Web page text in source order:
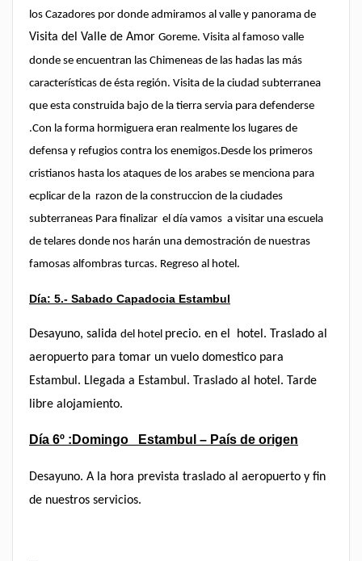
los Cazadores por donde admiramos al valle y panorama de
Visita del Valle de Amor Goreme. Visita al famoso valle
donde se encuentran las Chimeneas de las hadas las más
características de ésta región. Visita de la ciudad subterranea
que esta construida bajo de la tierra servia para defenderse
.Con la forma hormiguera eran realmente los lugares de
defensa y refugios contra los enemigos.Desde los primeros
cristianos hasta los ataques de los arabes se menciona para
ecplicar de la razon de la construccion de la ciudades
subterraneas Para finalizar el día vamos a visitar una escuela
de telares donde nos harán una demostración de nuestras
famosas alfombras turcas. Regreso al hotel.
Día: 5.- Sabado Capadocia Estambul
Desayuno, salida del hotel precio. en el hotel. Traslado al
aeropuerto para tomar un vuelo domestico para
Estambul. Llegada a Estambul. Traslado al hotel. Tarde
libre alojamiento.
Día 6º :Domingo Estambul – País de origen
Desayuno. A la hora prevista traslado al aeropuerto y fin
de nuestros servicios.